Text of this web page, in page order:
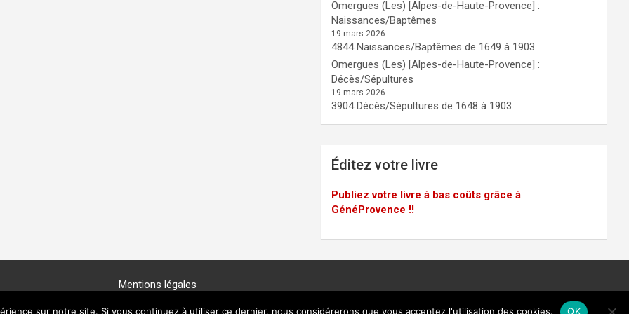
Omergues (Les) [Alpes-de-Haute-Provence] :
Naissances/Baptêmes
19 mars 2026
4844 Naissances/Baptêmes de 1649 à 1903
Omergues (Les) [Alpes-de-Haute-Provence] :
Décès/Sépultures
19 mars 2026
3904 Décès/Sépultures de 1648 à 1903
Éditez votre livre
Publiez votre livre à bas coûts grâce à
GénéProvence !!
Mentions légales
Copyright © 2025 -GénéProvence
sur notre site. Si vous continuez à utiliser ce dernier, nous considérerons que vous acceptez l'utilisation des cookies. OK